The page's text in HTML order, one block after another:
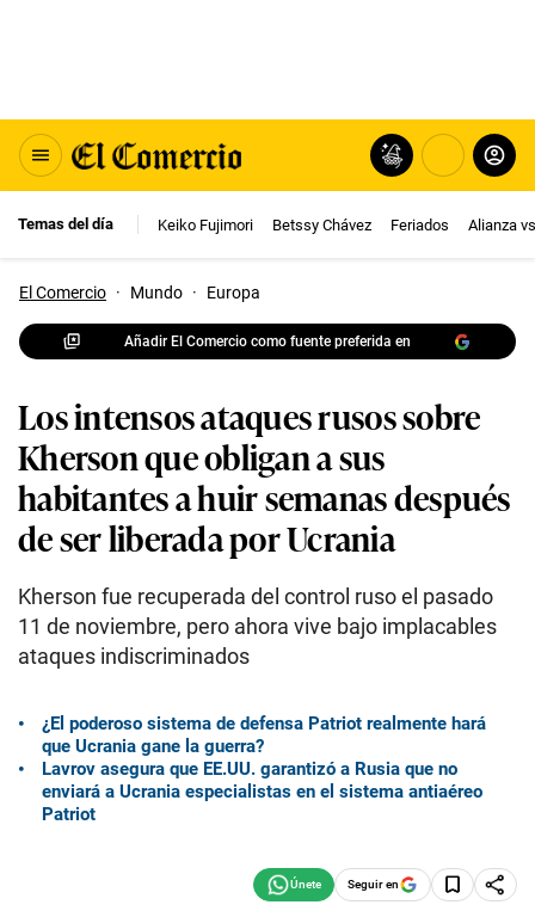
Temas del día Keiko Fujimori Betssy Chávez Feriados Alianza
El Comercio · Mundo · Europa
Añadir El Comercio como fuente preferida en
Los intensos ataques rusos sobre
Kherson que obligan a sus
habitantes a huir semanas después
de ser liberada por Ucrania
Kherson fue recuperada del control ruso el pasado
11 de noviembre, pero ahora vive bajo implacables
ataques indiscriminados
¿El poderoso sistema de defensa Patriot realmente hará
que Ucrania gane la guerra?
Lavrov asegura que EE.UU. garantizó a Rusia que no
enviará a Ucrania especialistas en el sistema antiaéreo
Patriot
Seguir en